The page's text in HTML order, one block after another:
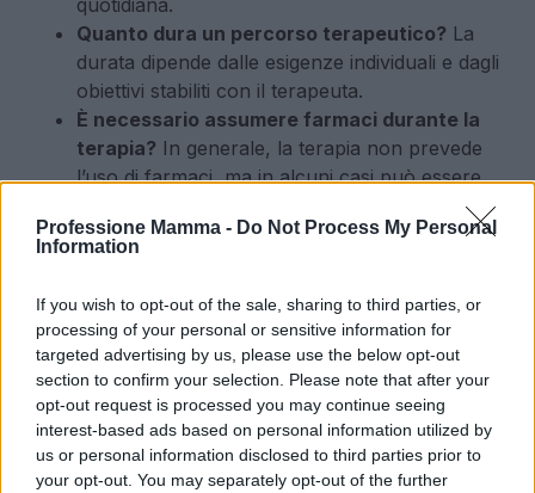
Professione Mamma - Do Not Process My Personal
Information
If you wish to opt-out of the sale, sharing to third parties, or
processing of your personal or sensitive information for
targeted advertising by us, please use the below opt-out
section to confirm your selection. Please note that after your
opt-out request is processed you may continue seeing
interest-based ads based on personal information utilized by
us or personal information disclosed to third parties prior to
your opt-out. You may separately opt-out of the further
Quanto dura un percorso terapeutico? La
durata dipende dalle esigenze individuali e dagli
obiettivi stabiliti con il terapeuta.
È necessario assumere farmaci durante la
terapia? In generale, la terapia non prevede
l’uso di farmaci, ma in alcuni casi può essere
AUTORE
AiAdhubMedia